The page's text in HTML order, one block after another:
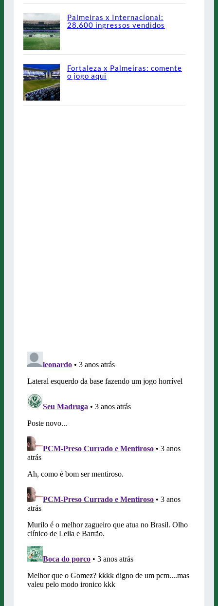
Palmeiras x Internacional:
28.600 ingressos vendidos
Fortaleza x Palmeiras: comente
o jogo aqui